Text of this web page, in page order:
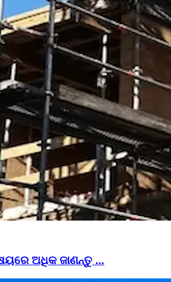
ଅଧିକ ଜାଣନ୍ତୁ ...